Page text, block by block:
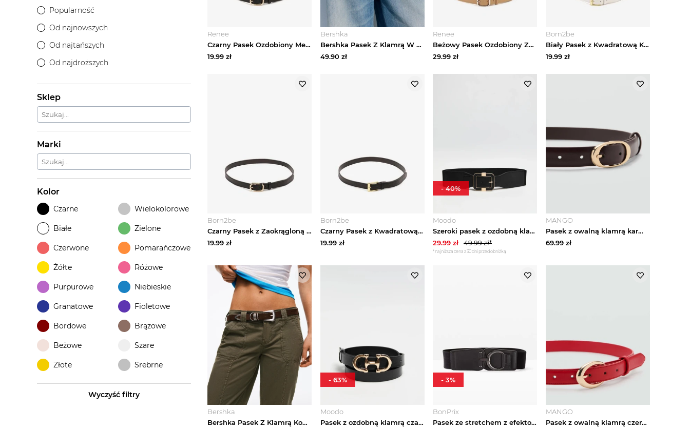
Popularność
Od najnowszych
Od najtańszych
Od najdroższych
Sklep
Marki
Kolor
Czarne Wielokolorowe
Białe Zielone
Czerwone Pomarańczowe
Żółte Różowe
Purpurowe Niebieskie
Granatowe Fioletowe
Bordowe Brązowe
Beżowe Szare
Złote Srebrne
Wyczyść filtry
Renee
Czarny Pasek Ozdobiony Metalową Klamrą Pulinia Jordan
19.99 zł
Bershka
Bershka Pasek Z Klamrą W Zwierzęcy Nadruk Kobieta Brązowy
49.90zł
Renee
Beżowy Pasek Ozdobiony Zaokrągloną Klamrą Pumea Jordan
29.99 zł
Born2be
Biały Pasek z Kwadratową Klamrą Nairiona Jordan
19.99zł
Born2be
Czarny Pasek z Zaokrągloną Klamrą Puvlira Jordan
19.99 zł
Born2be
Czarny Pasek z Kwadratową Klamrą Nairiona Jordan
19.99zł
Moodo
Szeroki pasek z ozdobną klamrą czarny Moodo
29.99 zł 49.99zł*
*najniższa cena z 30 dni przed obniżką
-40%
MANGO
Pasek z owalną klamrą karmelowy brąz - Kobieta - MANGO
69.99zł
Bershka
Bershka Pasek Z Klamrą Kobieta Brązowy
Moodo
Pasek z ozdobną klamrą czarny Moodo
- 63%
BonPrix
Pasek ze stretchem z efektowną sprzączką BonPrix czarny
- 3%
MANGO
Pasek z owalną klamrą czerwony - Kobieta - MANGO